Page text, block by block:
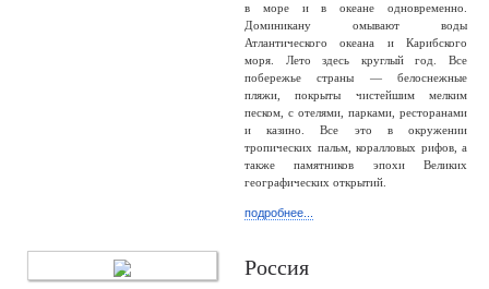
в море и в океане одновременно.
Доминикану омывают воды
Атлантического океана и Карибского
моря. Лето здесь круглый год. Все
побережье страны — белоснежные
пляжи, покрыты чистейшим мелким
песком, с отелями, парками, ресторанами
и казино. Все это в окружении
тропических пальм, коралловых рифов, а
также памятников эпохи Великих
географических открытий.
подробнее...
Россия